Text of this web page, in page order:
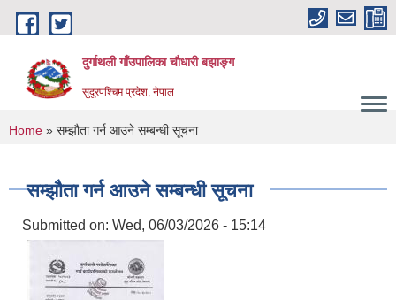
Skip to main content
दुर्गाथली गाँउपालिका चौधारी बझाङ्ग
सुदूरपश्चिम प्रदेश, नेपाल
You are here
Home » सम्झौता गर्न आउने सम्बन्धी सूचना
सम्झौता गर्न आउने सम्बन्धी सूचना
Submitted on: Wed, 06/03/2026 - 15:14